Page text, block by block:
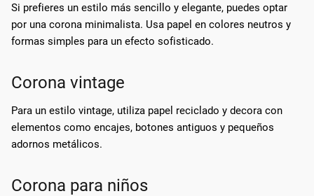
Si prefieres un estilo más sencillo y elegante, puedes optar
por una corona minimalista. Usa papel en colores neutros y
formas simples para un efecto sofisticado.
Corona vintage
Para un estilo vintage, utiliza papel reciclado y decora con
elementos como encajes, botones antiguos y pequeños
adornos metálicos.
Corona para niños